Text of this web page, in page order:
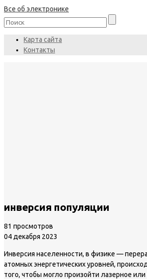
Все об электронике
Карта сайта
Контакты
инверсия популяции
81 просмотров
04 декабря 2023
Инверсия населенности, в физике —
атомных энергетических уровней,
того, чтобы могло произойти лазерное